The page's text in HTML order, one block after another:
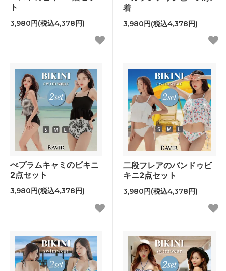
ト
3,980円(税込4,378円)
着
3,980円(税込4,378円)
ぺプラムキャミのビキニ
2点セット
3,980円(税込4,378円)
二段フレアのバンドゥビ
キニ2点セット
3,980円(税込4,378円)